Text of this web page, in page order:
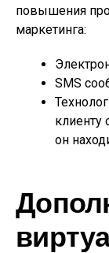
повышения
маркетинга:
SMS
клиенту
он